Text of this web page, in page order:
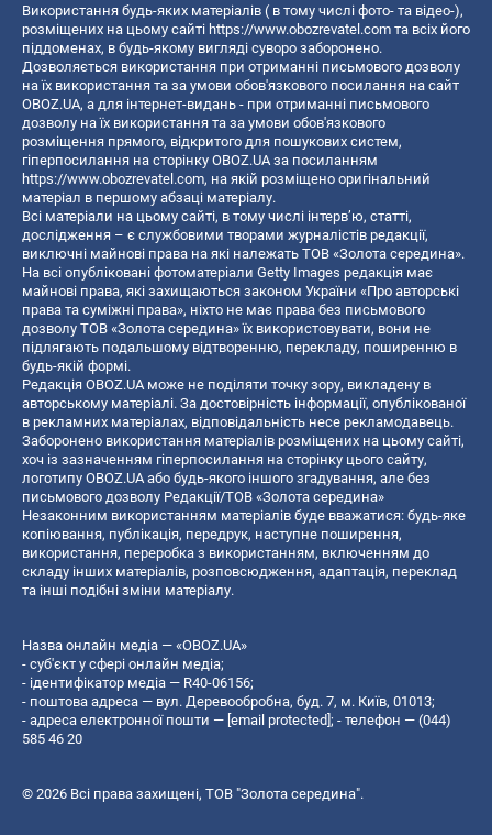
Використання будь-яких матеріалів ( в тому числі фото- та відео-),
розміщених на цьому сайті https://www.obozrevatel.com та всіх його
піддоменах, в будь-якому вигляді суворо заборонено.
Дозволяється використання при отриманні письмового дозволу
на їх використання та за умови обов'язкового посилання на сайт
OBOZ.UA, а для інтернет-видань - при отриманні письмового
дозволу на їх використання та за умови обов'язкового
розміщення прямого, відкритого для пошукових систем,
гіперпосилання на сторінку OBOZ.UA за посиланням
https://www.obozrevatel.com, на якій розміщено оригінальний
матеріал в першому абзаці матеріалу.
Всі матеріали на цьому сайті, в тому числі інтерв’ю, статті,
дослідження – є службовими творами журналістів редакції,
виключні майнові права на які належать ТОВ «Золота середина».
На всі опубліковані фотоматеріали Getty Images редакція має
майнові права, які захищаються законом України «Про авторські
права та суміжні права», ніхто не має права без письмового
дозволу ТОВ «Золота середина» їх використовувати, вони не
підлягають подальшому відтворенню, перекладу, поширенню в
будь-якій формі.
Редакція OBOZ.UA може не поділяти точку зору, викладену в
авторському матеріалі. За достовірність інформації, опублікованої
в рекламних матеріалах, відповідальність несе рекламодавець.
Заборонено використання матеріалів розміщених на цьому сайті,
хоч із зазначенням гіперпосилання на сторінку цього сайту,
логотипу OBOZ.UA або будь-якого іншого згадування, але без
письмового дозволу Редакції/ТОВ «Золота середина»
Незаконним використанням матеріалів буде вважатися: будь-яке
копiювання, публiкацiя, передрук, наступне поширення,
використання, переробка з використанням, включенням до
складу інших матеріалів, розповсюдження, адаптація, переклад
та інші подібні зміни матеріалу.
Назва онлайн медіа — «OBOZ.UA»
- суб'єкт у сфері онлайн медіа;
- ідентифікатор медіа — R40-06156;
- поштова адреса — вул. Деревообробна, буд. 7, м. Київ, 01013;
- адреса електронної пошти — [email protected] ; - телефон — (044)
585 46 20
© 2026 Всі права захищені, ТОВ "Золота середина".